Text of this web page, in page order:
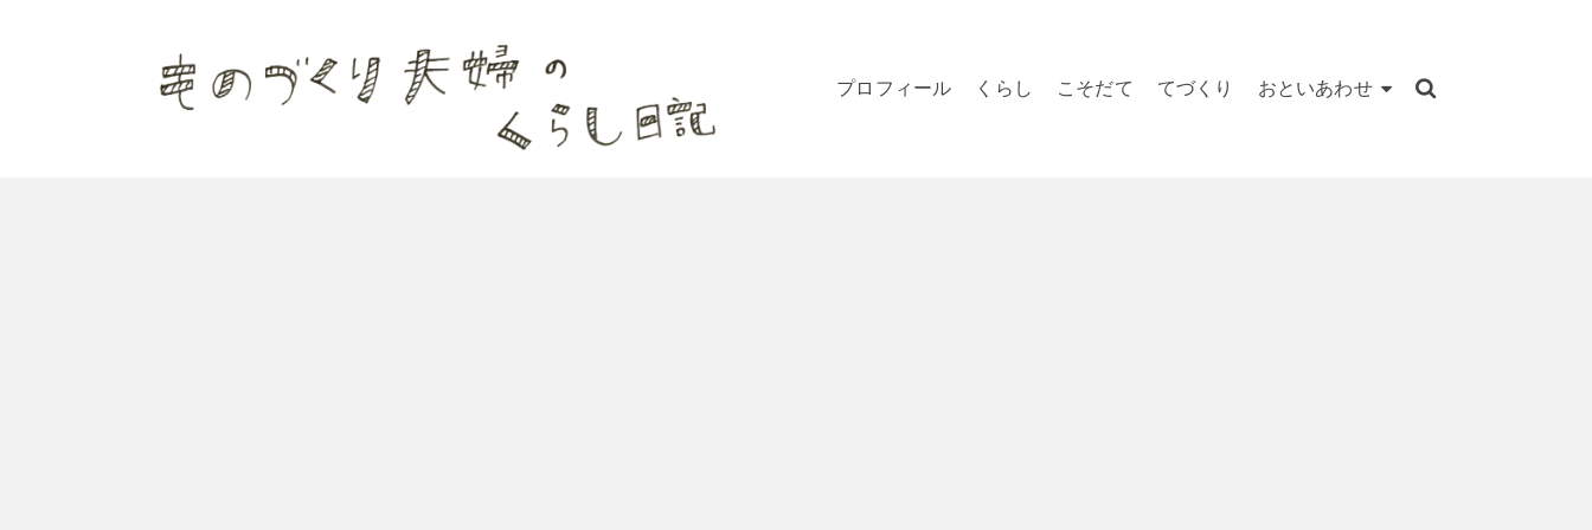
プロフィール くらし こそだて てづくり おといあわせ